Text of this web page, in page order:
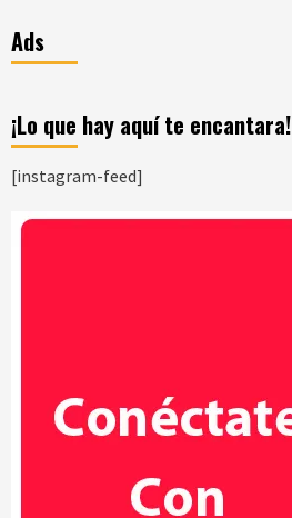
Ads
¡Lo que hay aquí te encantara!
[instagram-feed]